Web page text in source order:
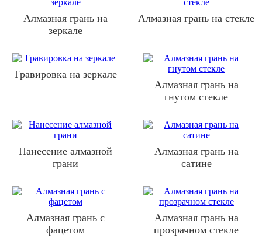
Алмазная грань на
зеркале
Алмазная грань на стекле
Гравировка на зеркале
Алмазная грань на
гнутом стекле
Нанесение алмазной
грани
Алмазная грань на
сатине
Алмазная грань с
фацетом
Алмазная грань на
прозрачном стекле